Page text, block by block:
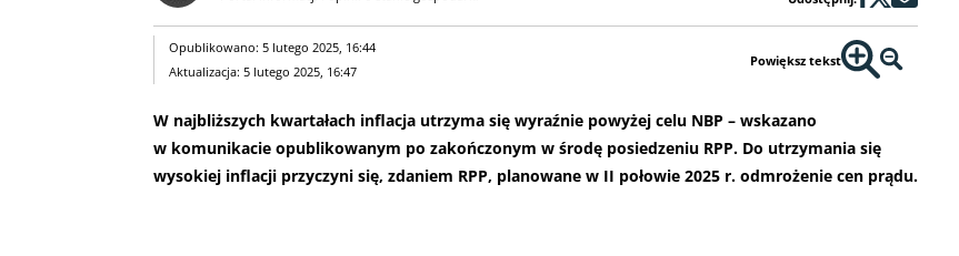
Opublikowano: 5 lutego 2025, 16:44
Aktualizacja: 5 lutego 2025, 16:47
Powiększ tekst
W najbliższych kwartałach inflacja utrzyma się wyraźnie powyżej celu NBP – wskazano
w komunikacie opublikowanym po zakończonym w środę posiedzeniu RPP. Do utrzymania się
wysokiej inflacji przyczyni się, zdaniem RPP, planowane w II połowie 2025 r. odmrożenie cen prądu.